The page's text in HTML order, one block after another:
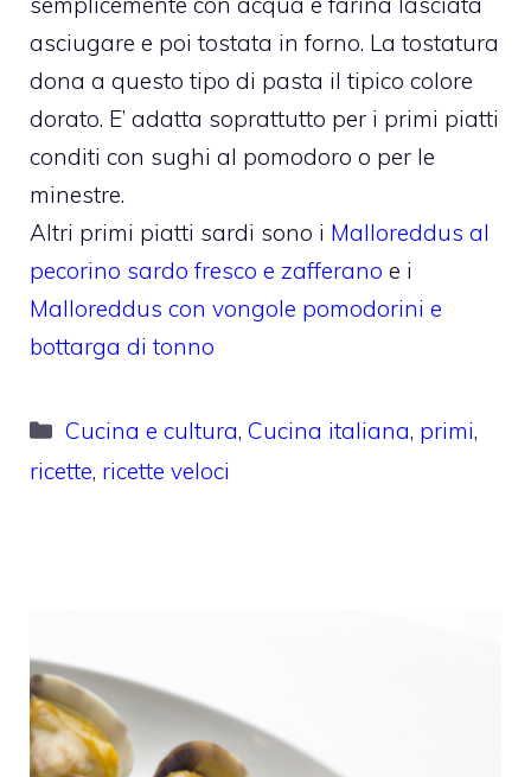
asciugare e poi tostata in forno. La tostatura
dona a questo tipo di pasta il tipico colore
dorato. E’ adatta soprattutto per i primi piatti
conditi con sughi al pomodoro o per le
minestre.
Altri primi piatti sardi sono i Malloreddus al
pecorino sardo fresco e zafferano e i
Malloreddus con vongole pomodorini e
bottarga di tonno
Categorie
Cucina e cultura,Cucina italiana, primi,
ricette, ricette veloci